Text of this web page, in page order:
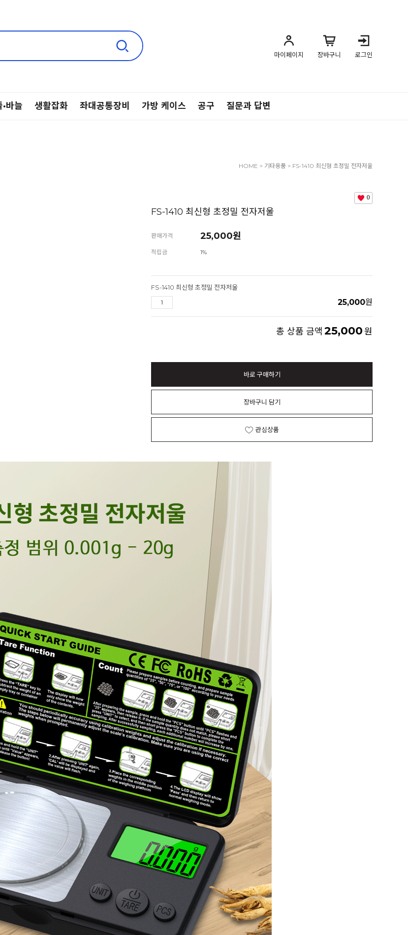
마이페이지 장바구니 로그인
바늘 생활잡화 좌대공통장비 가방 케이스 공구 질문과 답변
HOME > 기타용품 > FS-1410 최신형 초정밀 전자저울
0
FS-1410 최신형 초정밀 전자저울
판매가격 25,000원
적립금 1%
FS-1410 최신형 초정밀 전자저울
25,000원
총 상품 금액 25,000원
바로 구매하기
장바구니 담기
관심상품